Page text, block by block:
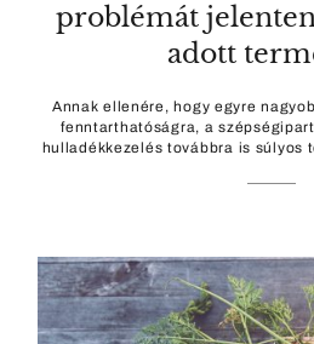
problémát
adott
Annak ellenére, hogy egyre
fenntarthatóságra, a
hulladékkezelés továbbra is súlyos